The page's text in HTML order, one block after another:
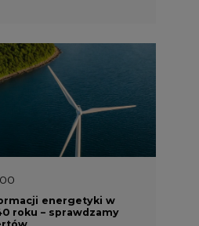
energetyki w
roku – sprawdzamy